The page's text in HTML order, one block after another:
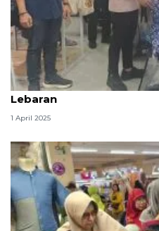
Wapres Gibran ajak
Lebaran
1 April 2025